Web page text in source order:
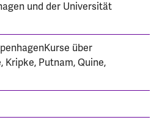
und der Universität
über
Kripke, Putnam, Quine,